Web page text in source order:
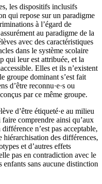
les dispositifs inclusifs
qui repose sur un paradigme
à l’égard de
au paradigme de la
avec des caractéristiques
dans le système scolaire
qui leur est attribuée, et la
Elles et ils n’existent
groupe dominant s’est fait
d’être reconnu·e·s ou
par ce même groupe.
d’être étiqueté·e au milieu
faire comprendre ainsi qu’aux
n’est pas acceptable,
hiérarchisation des différences,
et d’autres effets
pas en contradiction avec le
enfants sans aucune distinction